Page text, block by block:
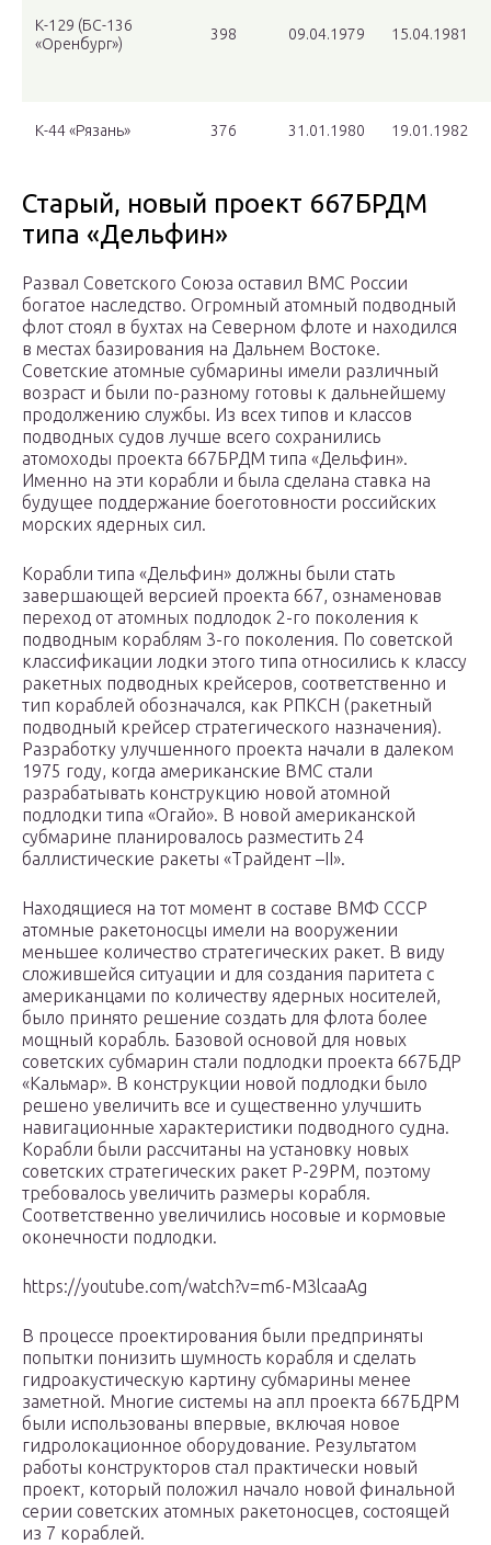
К-129 (БС-136
«Оренбург»)
398 09.04.1979 15.04.1981
К-44 «Рязань» 376 31.01.1980 19.01.1982
Старый, новый проект 667БРДМ
типа «Дельфин»
Развал Советского Союза оставил ВМС России
богатое наследство. Огромный атомный подводный
флот стоял в бухтах на Северном флоте и находился
в местах базирования на Дальнем Востоке.
Советские атомные субмарины имели различный
возраст и были по-разному готовы к дальнейшему
продолжению службы. Из всех типов и классов
подводных судов лучше всего сохранились
атомоходы проекта 667БРДМ типа «Дельфин».
Именно на эти корабли и была сделана ставка на
будущее поддержание боеготовности российских
морских ядерных сил.
Корабли типа «Дельфин» должны были стать
завершающей версией проекта 667, ознаменовав
переход от атомных подлодок 2-го поколения к
подводным кораблям 3-го поколения. По советской
классификации лодки этого типа относились к классу
ракетных подводных крейсеров, соответственно и
тип кораблей обозначался, как РПКСН (ракетный
подводный крейсер стратегического назначения).
Разработку улучшенного проекта начали в далеком
1975 году, когда американские ВМС стали
разрабатывать конструкцию новой атомной
подлодки типа «Огайо». В новой американской
субмарине планировалось разместить 24
баллистические ракеты «Трайдент –II».
Находящиеся на тот момент в составе ВМФ СССР
атомные ракетоносцы имели на вооружении
меньшее количество стратегических ракет. В виду
сложившейся ситуации и для создания паритета с
американцами по количеству ядерных носителей,
было принято решение создать для флота более
мощный корабль. Базовой основой для новых
советских субмарин стали подлодки проекта 667БДР
«Кальмар». В конструкции новой подлодки было
решено увеличить все и существенно улучшить
навигационные характеристики подводного судна.
Корабли были рассчитаны на установку новых
советских стратегических ракет Р-29РМ, поэтому
требовалось увеличить размеры корабля.
Соответственно увеличились носовые и кормовые
оконечности подлодки.
https://youtube.com/watch?v=m6-M3lcaaAg
В процессе проектирования были предприняты
попытки понизить шумность корабля и сделать
гидроакустическую картину субмарины менее
заметной. Многие системы на апл проекта 667БДРМ
были использованы впервые, включая новое
гидролокационное оборудование. Результатом
работы конструкторов стал практически новый
проект, который положил начало новой финальной
серии советских атомных ракетоносцев, состоящей
из 7 кораблей.